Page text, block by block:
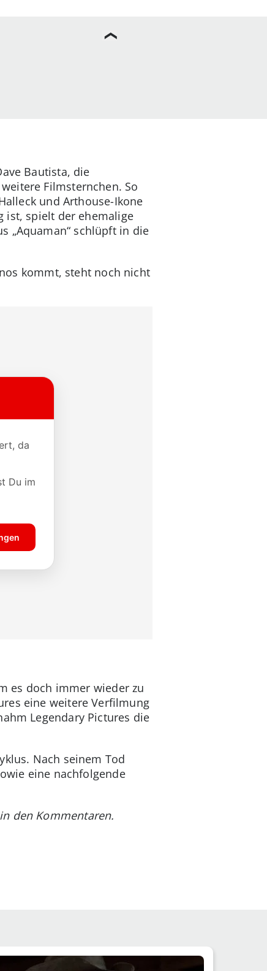
Bautista, die
Filmsternchen. So
und Arthouse-Ikone
ist, spielt der ehemalige
„Aquaman“ schlüpft in die
kommt, steht noch nicht
es doch immer wieder zu
eine weitere Verfilmung
Legendary Pictures die
Nach seinem Tod
eine nachfolgende
den Kommentaren.